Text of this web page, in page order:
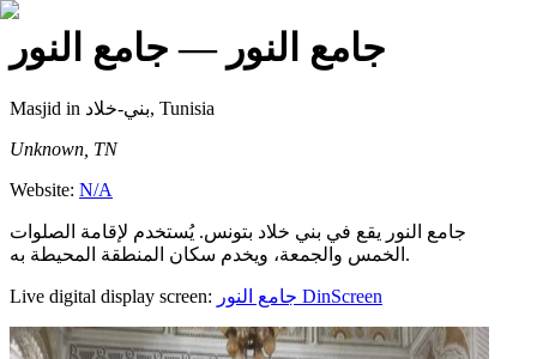
جامع النور — جامع النور
Masjid
in بني-خلاد, Tunisia
Unknown, TN
Website: N/A
جامع النور يقع في بني خلاد بتونس. يُستخدم لإقامة الصلوات
الخمس والجمعة، ويخدم سكان المنطقة المحيطة به.
Live digital display screen: جامع النور DinScreen